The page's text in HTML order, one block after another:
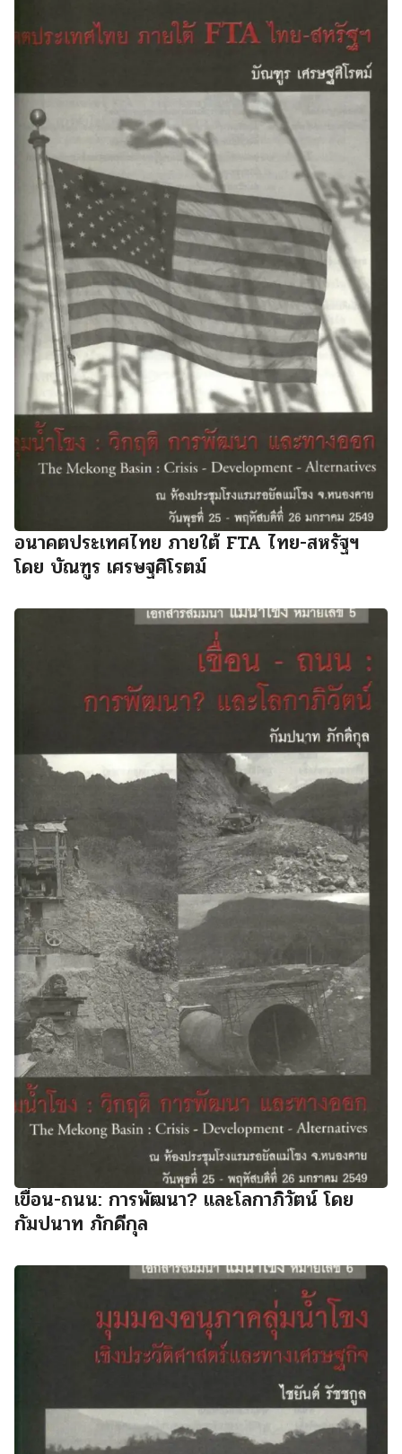
อนาคตประเทศไทย ภายใต้ FTA ไทย-สหรัฐฯ
โดย บัณฑูร เศรษฐศิโรตม์
เขื่อน-ถนน: การพัฒนา? และโลกาภิวัตน์ โดย
กัมปนาท ภักดีกุล